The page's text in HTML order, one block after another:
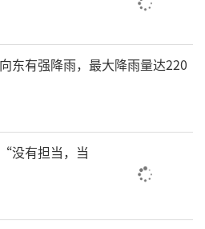
东有强降雨，最大降雨量达220
没有担当，当